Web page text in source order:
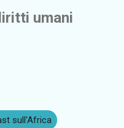
umani
sull'Africa